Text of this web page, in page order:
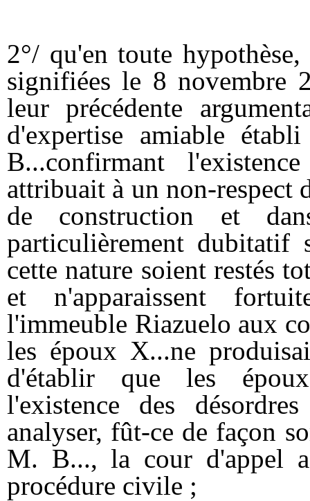
2°/ qu'en toute
signifiées le 8 novembre
leur précédente
d'expertise amiable
B...confirmant
attribuait à un non-respect
de construction et
particulièrement
cette nature soient restés
et n'apparaissent
l'immeuble Riazuelo aux
les époux X...ne
d'établir que les
l'existence des
analyser, fût-ce de façon
M. B..., la cour d'appel
procédure civile ;